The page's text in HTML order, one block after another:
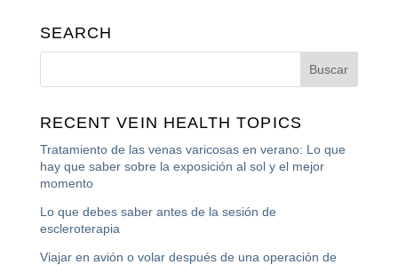
SEARCH
RECENT VEIN HEALTH TOPICS
Tratamiento de las venas varicosas en verano: Lo que
hay que saber sobre la exposición al sol y el mejor
momento
Lo que debes saber antes de la sesión de
escleroterapia
Viajar en avión o volar después de una operación de